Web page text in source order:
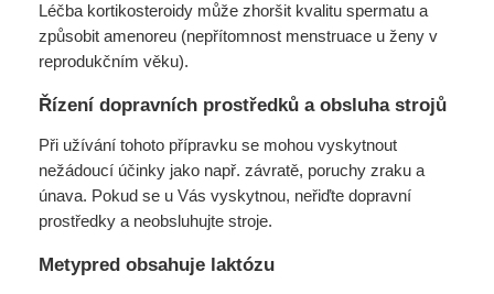
Léčba kortikosteroidy může zhoršit kvalitu spermatu a
způsobit amenoreu (nepřítomnost menstruace u ženy v
reprodukčním věku).
Řízení dopravních prostředků a obsluha strojů
Při užívání tohoto přípravku se mohou vyskytnout
nežádoucí účinky jako např. závratě, poruchy zraku a
únava. Pokud se u Vás vyskytnou, neřiďte dopravní
prostředky a neobsluhujte stroje.
Metypred obsahuje laktózu